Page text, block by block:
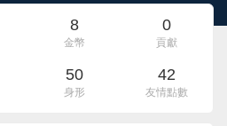
8
金幣
0
貢獻
50
身形
42
友情點數